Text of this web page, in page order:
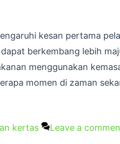
kesan pertama
berkembang lebih
menggunakan
momen di zaman
kertas Leave a